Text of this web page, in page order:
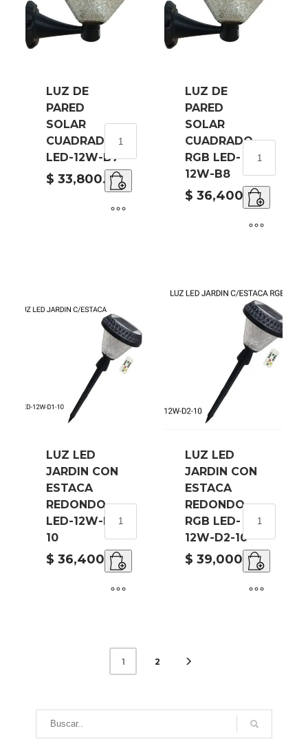
LUZ DE
PARED
SOLAR
CUADRADO
LED-12W-B7
$ 33,800.00
DE
PARED
SOLAR
CUADRADO
LED-
LUZ DE
PARED
SOLAR
CUADRADO
RGB LED-
12W-B8
$ 36,400.00
PARED
SOLAR
CUADRADO
RGB
LUZ LED
JARDIN CON
ESTACA
REDONDO
LED-12W-D1-
10
$ 36,400.00
LUZ
LED
JARDIN
CON
ESTACA
REDONDO
10
cantidad
LUZ LED
JARDIN CON
ESTACA
REDONDO
RGB LED-
12W-D2-10
$ 39,000.00
LUZ
LED
JARDIN
CON
ESTACA
REDONDO
1 2